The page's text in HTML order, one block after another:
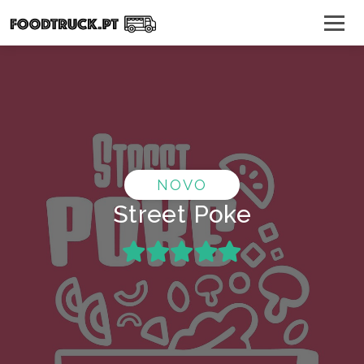
NOVO
Street Poke